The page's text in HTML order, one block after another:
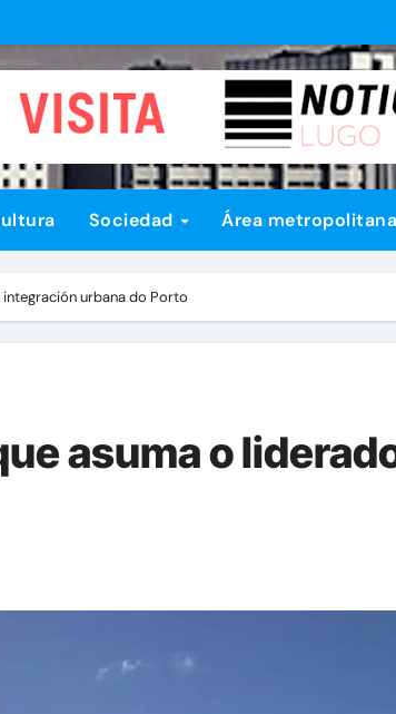
Sociedad Área metropolitana
integración urbana do Porto
asuma o